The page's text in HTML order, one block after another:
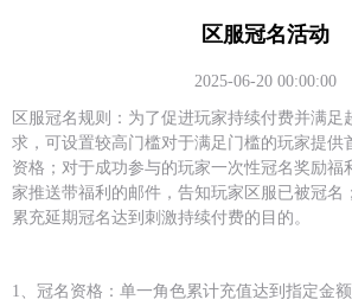
区服冠名活动
2025-06-20 00:00:00
区服冠名规则：为了促进玩家持续付费并满足
求，可设置较高门槛对于满足门槛的玩家提供
资格；对于成功参与的玩家一次性冠名奖励福
家推送带福利的邮件，告知玩家区服已被冠名
累充延期冠名达到刺激持续付费的目的。
1、冠名资格：单一角色累计充值达到指定金